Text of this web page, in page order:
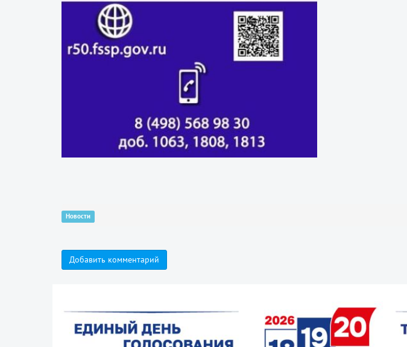
Новости
Добавить комментарий